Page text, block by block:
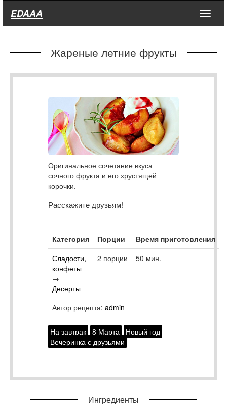
EDAAA Меню
Жареные летние фрукты
Оригинальное сочетание вкуса
сочного фрукта и его хрустящей
корочки.
Расскажите друзьям!
Категория Порции
Время приготовления
Сладости,
конфеты
→
Десерты
2 порции 50 мин.
Автор рецепта: admin
На завтрак 8 Марта
Новый год
Вечеринка с друзьями
Ингредиенты